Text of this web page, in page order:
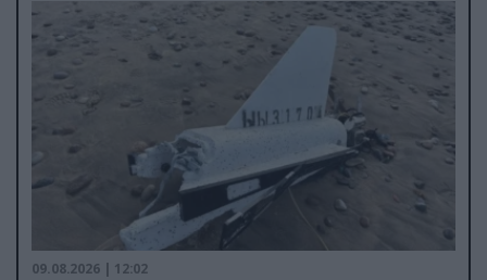
09.08.2026 | 12:02